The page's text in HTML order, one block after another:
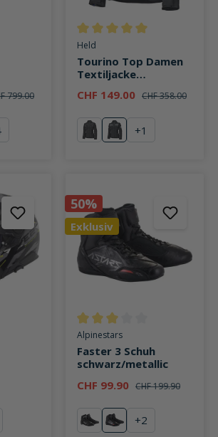
Bewertung von 3.9 von 5 Sternen
799.00
5ist zurzeit nicht verfügbar.)
Durchschnittliche Bewertung
Held
Tourino Top Damen
Textiljacke
CHF 149.00 CHF 358.00
schwarzweiß
+1
Bewertung von 4.5 von 5 Sternen
50%
Exklusiv
Durchschnittliche Bewertung
Alpinestars
Faster 3 Schuh
schwarz/metallic
CHF 99.90 CHF 199.90
schwarzschwarz/metallic
+2